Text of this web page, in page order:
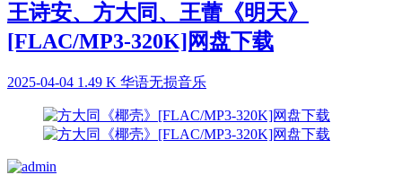
王诗安、方大同、王蕾《明天》
[FLAC/MP3-320K]网盘下载
2025-04-04 1.49 K 华语无损音乐